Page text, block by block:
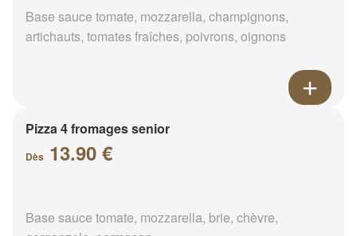
Base sauce tomate, mozzarella, champignons,
artichauts, tomates fraîches, poivrons, oignons
Pizza 4 fromages senior
Dès 13.90 €
Base sauce tomate, mozzarella, brie, chèvre,